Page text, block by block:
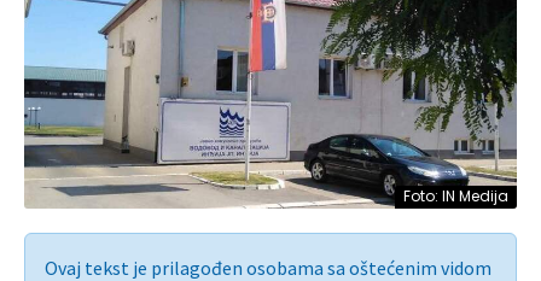
Foto: IN Medija
Ovaj tekst je prilagođen osobama sa oštećenim vidom